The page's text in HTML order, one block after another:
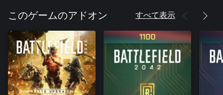
このゲームのアドオン すべて表示